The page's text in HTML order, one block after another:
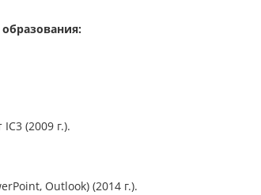
(2009 г.).
Outlook) (2014 г.).